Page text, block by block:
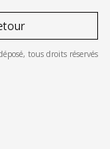
tous droits réservés